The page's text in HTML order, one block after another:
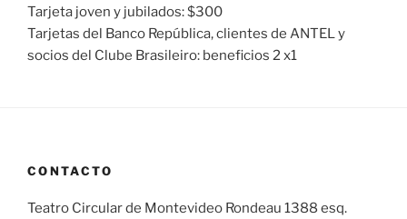
Tarjeta joven y jubilados: $300
Tarjetas del Banco República, clientes de ANTEL y
socios del Clube Brasileiro: beneficios 2 x1
CONTACTO
Teatro Circular de Montevideo Rondeau 1388 esq.